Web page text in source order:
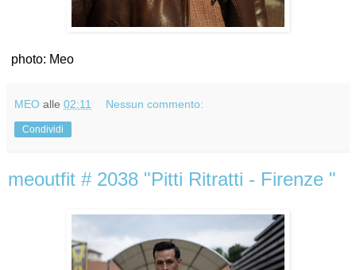
photo: Meo
MEO alle 02:11 Nessun commento:
Condividi
meoutfit # 2038 "Pitti Ritratti - Firenze "